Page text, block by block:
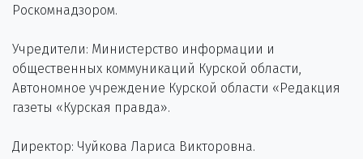
Роскомнадзором.
Учредители: Министерство информации и
общественных коммуникаций Курской области,
Автономное учреждение Курской области «Редакция
газеты «Курская правда».
Директор: Чуйкова Лариса Викторовна.